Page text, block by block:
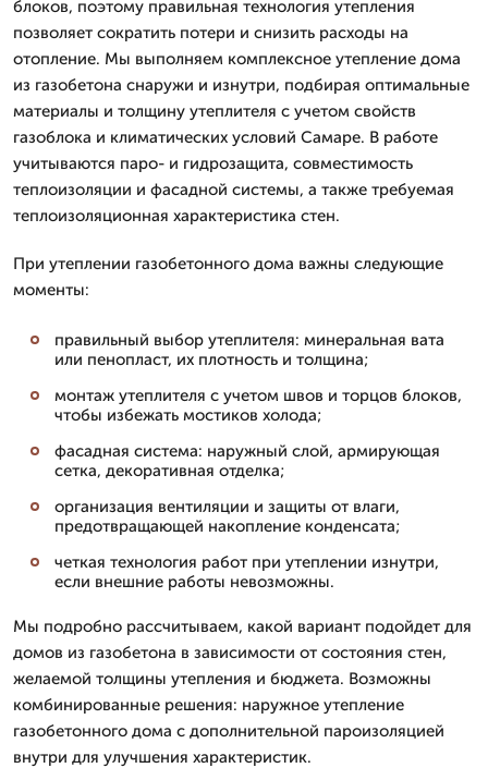
блоков, поэтому правильная технология утепления
позволяет сократить потери и снизить расходы на
отопление. Мы выполняем комплексное утепление дома
из газобетона снаружи и изнутри, подбирая оптимальные
материалы и толщину утеплителя с учетом свойств
газоблока и климатических условий Самаре. В работе
учитываются паро- и гидрозащита, совместимость
теплоизоляции и фасадной системы, а также требуемая
теплоизоляционная характеристика стен.
При утеплении газобетонного дома важны следующие
моменты:
правильный выбор утеплителя: минеральная вата
или пенопласт, их плотность и толщина;
монтаж утеплителя с учетом швов и торцов блоков,
чтобы избежать мостиков холода;
фасадная система: наружный слой, армирующая
сетка, декоративная отделка;
организация вентиляции и защиты от влаги,
предотвращающей накопление конденсата;
четкая технология работ при утеплении изнутри,
если внешние работы невозможны.
Мы подробно рассчитываем, какой вариант подойдет для
домов из газобетона в зависимости от состояния стен,
желаемой толщины утепления и бюджета. Возможны
комбинированные решения: наружное утепление
газобетонного дома с дополнительной пароизоляцией
внутри для улучшения характеристик.